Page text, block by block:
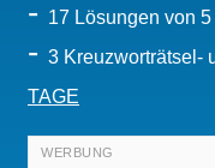
- 17 Lösungen von
- 3 Kreuzworträtsel-
TAGE